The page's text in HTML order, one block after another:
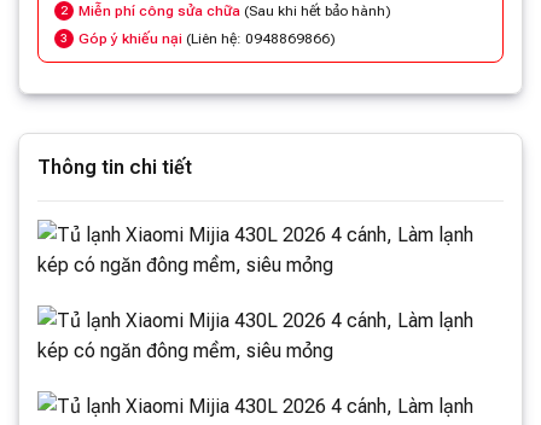
2 Miễn phí công sửa chữa (Sau khi hết bảo hành)
3 Góp ý khiếu nại (Liên hệ: 0948869866)
Thông tin chi tiết